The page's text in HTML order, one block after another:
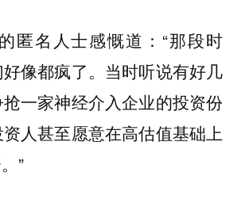
匿名人士感慨道：“那段时
像都疯了。当时听说有好几
一家神经介入企业的投资份
人甚至愿意在高估值基础上
”